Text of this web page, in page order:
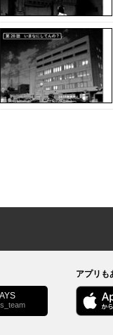
太/ノ村優介
ゲート
作元健司